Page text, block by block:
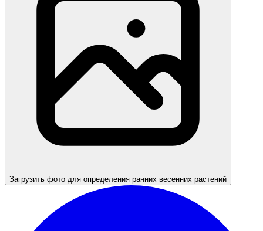
Загрузить фото для определения ранних весенних растений